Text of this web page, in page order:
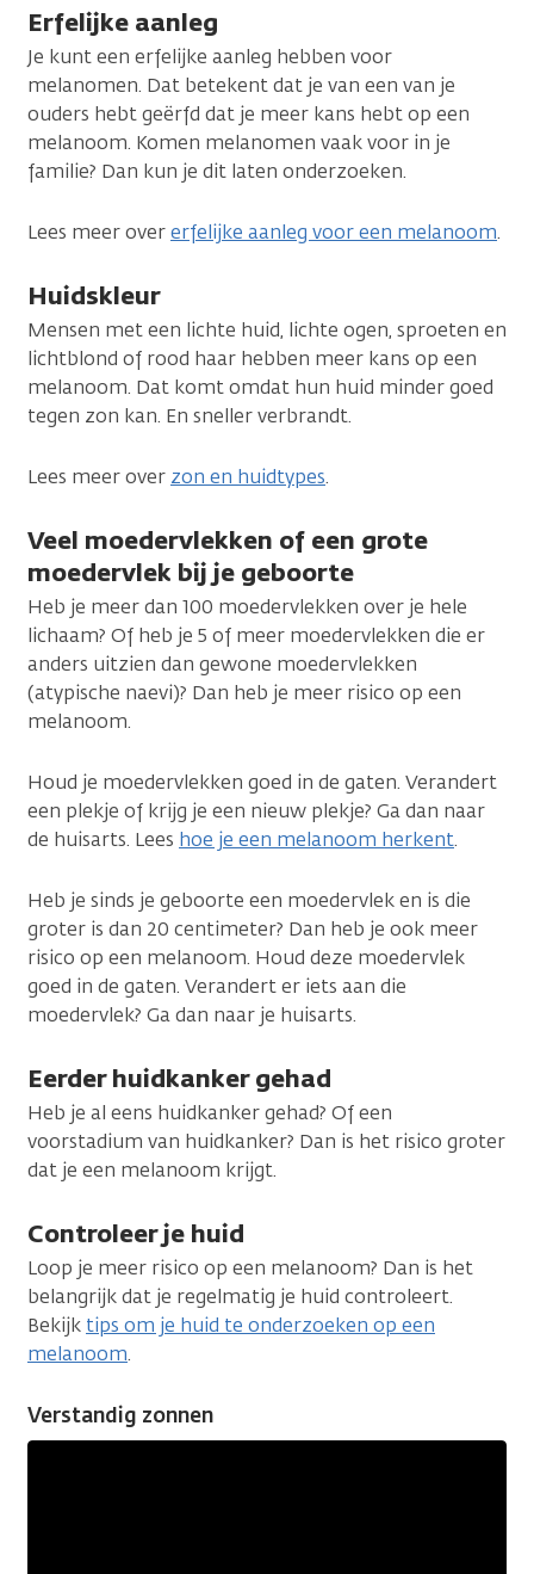
Erfelijke aanleg
Je kunt een erfelijke aanleg hebben voor
melanomen. Dat betekent dat je van een van je
ouders hebt geërfd dat je meer kans hebt op een
melanoom. Komen melanomen vaak voor in je
familie? Dan kun je dit laten onderzoeken.
Lees meer overerfelijke aanleg voor een melanoom.
Huidskleur
Mensen met een lichte huid, lichte ogen, sproeten en
lichtblond of rood haar hebben meer kans op een
melanoom. Dat komt omdat hun huid minder goed
tegen zon kan. En sneller verbrandt.
Lees meer over zon en huidtypes.
Veel moedervlekken of een grote
moedervlek bij je geboorte
Heb je meer dan 100 moedervlekken over je hele
lichaam? Of heb je 5 of meer moedervlekken die er
anders uitzien dan gewone moedervlekken
(atypische naevi)? Dan heb je meer risico op een
melanoom.
Houd je moedervlekken goed in de gaten. Verandert
een plekje of krijg je een nieuw plekje? Ga dan naar
de huisarts. Lees hoe je een melanoom herkent.
Heb je sinds je geboorte een moedervlek en is die
groter is dan 20 centimeter? Dan heb je ook meer
risico op een melanoom. Houd deze moedervlek
goed in de gaten. Verandert er iets aan die
moedervlek? Ga dan naar je huisarts.
Eerder huidkanker gehad
Heb je al eens huidkanker gehad? Of een
voorstadium van huidkanker? Dan is het risico groter
dat je een melanoom krijgt.
Controleer je huid
Loop je meer risico op een melanoom? Dan is het
belangrijk dat je regelmatig je huid controleert.
Bekijk tips om je huid te onderzoeken op een
melanoom.
Verstandig zonnen